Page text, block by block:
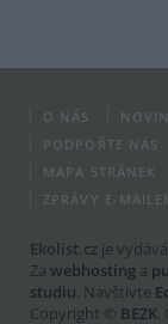
O NÁS
PODPOŘTE NÁS
MAPA STRÁNEK
ZPRÁVY E-
Ekolist.cz je
Za webhosting a
studiu. Navštivte
Copyright © BEZK.